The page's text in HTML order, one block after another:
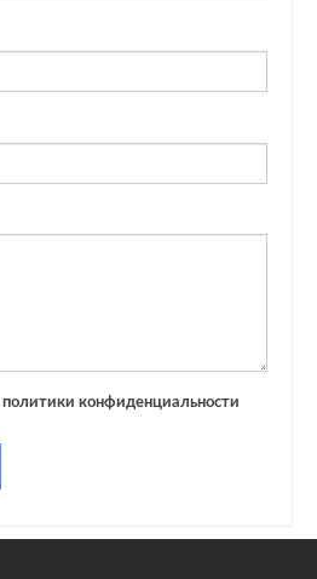
политики конфиденциальности